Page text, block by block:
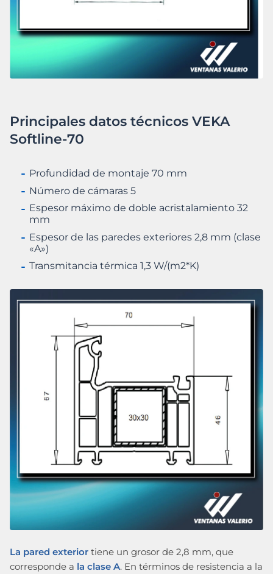
Principales datos técnicos VEKA
Softline-70
Profundidad de montaje 70 mm
Número de cámaras 5
Espesor máximo de doble acristalamiento 32
mm
Espesor de las paredes exteriores 2,8 mm (clase
«A»)
Transmitancia térmica 1,3 W/(m2*K)
La pared exterior tiene un grosor de 2,8 mm, que
corresponde a la clase A. En términos de resistencia a la